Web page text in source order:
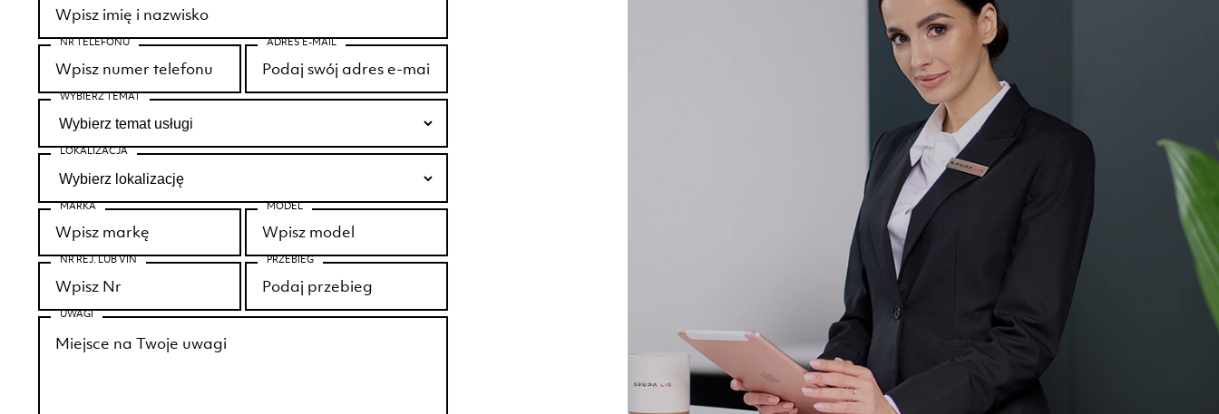
NR TELEFONU ADRES E-MAIL
WYBIERZ TEMAT
LOKALIZACJA
MARKA MODEL
NR REJ. LUB VIN PRZEBIEG
UWAGI